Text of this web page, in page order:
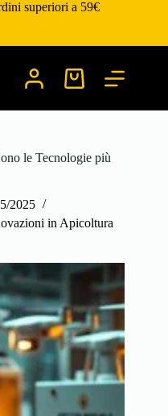
superiori a 59€
Carrello
le Tecnologie più
2025
in Apicoltura